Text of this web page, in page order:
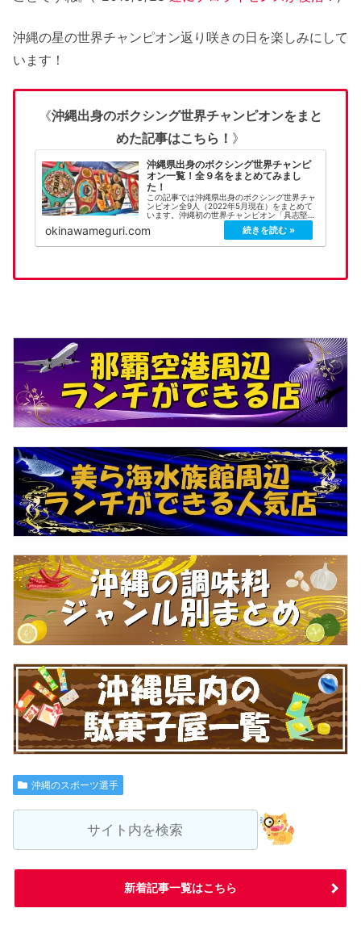
沖縄の星の世界チャンピオン返り咲きの日を楽しみにして
います！
《沖縄出身のボクシング世界チャンピオンをまと
めた記事はこちら！ 》
沖縄県出身のボクシング世界チャンピ
オン一覧！全９名をまとめてみまし
た！
この記事では沖縄県出身のボクシング世界チャ
ンピオン全9人（2022年5月現在）をまとめて
います。沖縄初の世界チャンピオン「具志堅用
高」さんから「比嘉大吾」選手まで、世界タイ
トルを獲得した順にプロフィールや画像、試合
動画などを交えて紹介しています！
okinawameguri.com
沖縄のスポーツ選手
新着記事一覧はこちら